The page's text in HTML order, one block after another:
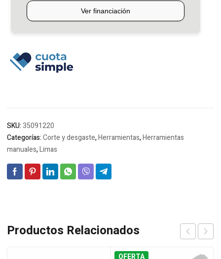
SKU:35091220
Categorías:Corte y desgaste,Herramientas,Herramientas
manuales,Limas
Productos Relacionados
OFERTA